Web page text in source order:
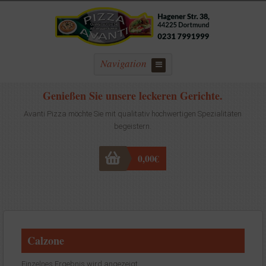
Navigation
Genießen Sie unsere leckeren Gerichte.
Avanti Pizza möchte Sie mit qualitativ hochwertigen Spezialitäten
begeistern.
0,00€
Calzone
Einzelnes Ergebnis wird angezeigt